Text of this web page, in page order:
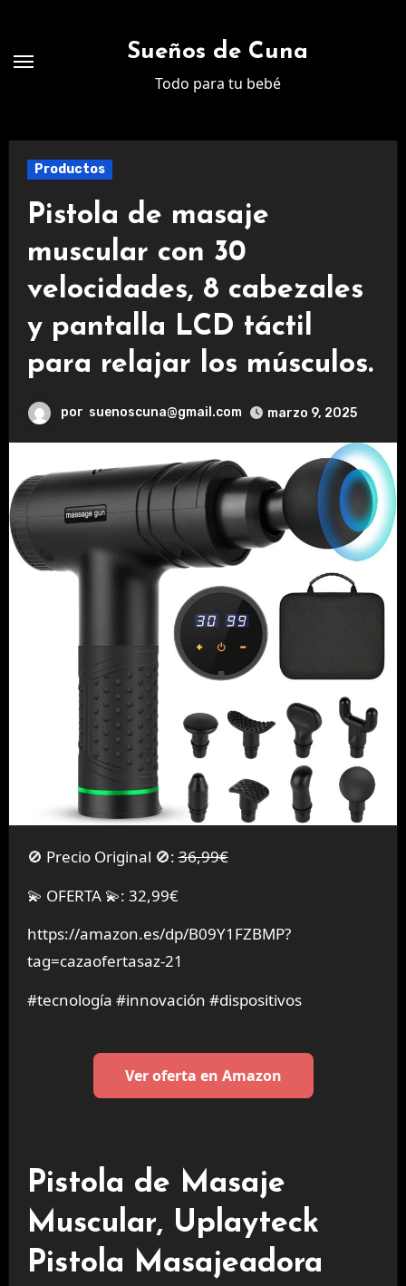
contenido
Sueños de Cuna
Todo para tu bebé
Productos
Pistola de masaje
muscular con 30
velocidades, 8 cabezales
y pantalla LCD táctil
para relajar los músculos.
por suenoscuna@gmail.com marzo 9, 2025
🚫 Precio Original 🚫:36,99€
💫 OFERTA 💫: 32,99€
https://amazon.es/dp/B09Y1FZBMP?
tag=cazaofertasaz-21
#tecnología #innovación #dispositivos
Ver oferta en Amazon
Pistola de Masaje
Muscular, Uplayteck
Pistola Masajeadora